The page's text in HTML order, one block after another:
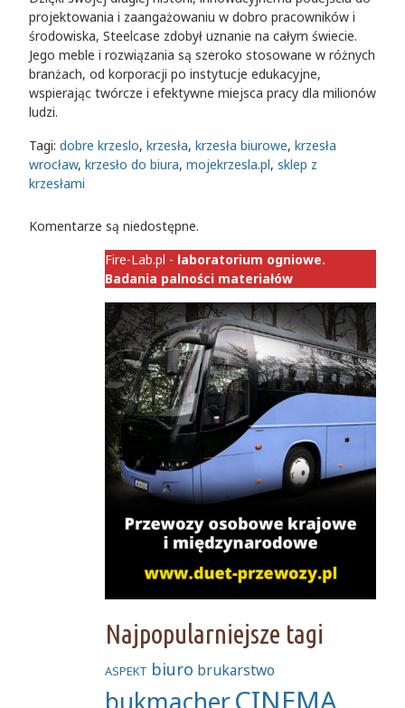
projektowania i zaangażowaniu w dobro pracowników i
środowiska, Steelcase zdobył uznanie na całym świecie.
Jego meble i rozwiązania są szeroko stosowane w różnych
branżach, od korporacji po instytucje edukacyjne,
wspierając twórcze i efektywne miejsca pracy dla milionów
ludzi.
Tagi: dobre krzeslo, krzesła, krzesła biurowe, krzesła
wrocław, krzesło do biura, mojekrzesla.pl, sklep z
krzesłami
Komentarze są niedostępne.
Fire-Lab.pl - laboratorium ogniowe.
Badania palności materiałów
Najpopularniejsze tagi
ASPEKT biuro brukarstwo
bukmacherCINEMA